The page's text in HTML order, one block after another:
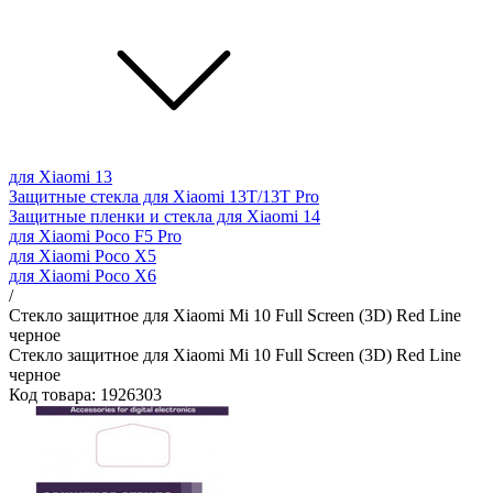
для Xiaomi 13
Защитные стекла для Xiaomi 13T/13T Pro
Защитные пленки и стекла для Xiaomi 14
для Xiaomi Poco F5 Pro
для Xiaomi Poco X5
для Xiaomi Poco X6
/
Стекло защитное для Xiaomi Mi 10 Full Screen (3D) Red Line
черное
Стекло защитное для Xiaomi Mi 10 Full Screen (3D) Red Line
черное
Код товара: 1926303